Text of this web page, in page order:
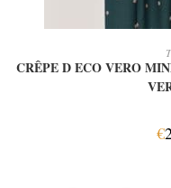
LIRE
CRÊPE D ECO VERO
€